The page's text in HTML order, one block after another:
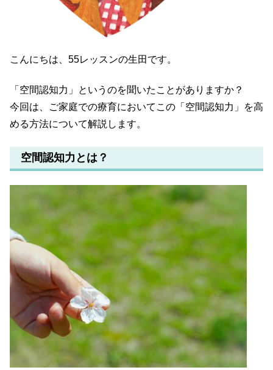
こんにちは、55レッスンの生田です。
「空間認知力」というのを聞いたことがありますか？
今回は、ご家庭での療育においてこの「空間認知力」を高
める方法について解説します。
空間認知力とは？